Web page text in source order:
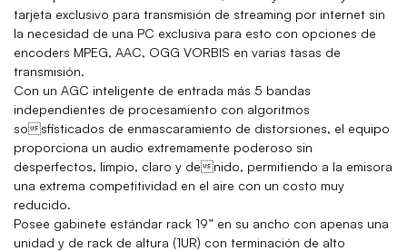
tarjeta exclusivo para transmisión de streaming por internet sin
la necesidad de una PC exclusiva para esto con opciones de
encoders MPEG, AAC, OGG VORBIS en varias tasas de
transmisión.
Con un AGC inteligente de entrada más 5 bandas
independientes de procesamiento con algoritmos
sosfisticados de enmascaramiento de distorsiones, el equipo
proporciona un audio extremamente poderoso sin
desperfectos, limpio, claro y denido, permitiendo a la emisora
una extrema competitividad en el aire con un costo muy
reducido.
Posee gabinete estándar rack 19” en su ancho con apenas una
unidad y de rack de altura (1UR) con terminación de alto